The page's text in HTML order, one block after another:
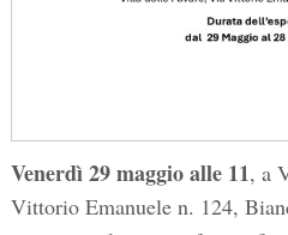
Venerdì 29 maggio alle 11, a
Vittorio Emanuele n. 124,